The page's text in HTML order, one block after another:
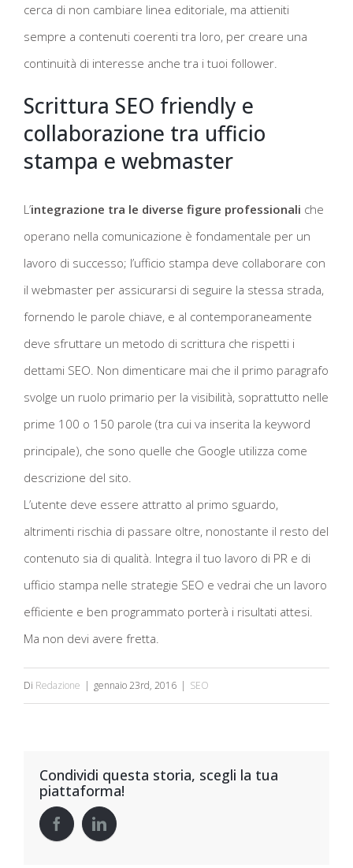
cerca di non cambiare linea editoriale, ma attieniti
sempre a contenuti coerenti tra loro, per creare una
continuità di interesse anche tra i tuoi follower.
Scrittura SEO friendly e
collaborazione tra ufficio
stampa e webmaster
L’integrazione tra le diverse figure professionali che
operano nella comunicazione è fondamentale per un
lavoro di successo; l’ufficio stampa deve collaborare con
il webmaster per assicurarsi di seguire la stessa strada,
fornendo le parole chiave, e al contemporaneamente
deve sfruttare un metodo di scrittura che rispetti i
dettami SEO. Non dimenticare mai che il primo paragrafo
svolge un ruolo primario per la visibilità, soprattutto nelle
prime 100 o 150 parole (tra cui va inserita la keyword
principale), che sono quelle che Google utilizza come
descrizione del sito.
L’utente deve essere attratto al primo sguardo,
altrimenti rischia di passare oltre, nonostante il resto del
contenuto sia di qualità. Integra il tuo lavoro di PR e di
ufficio stampa nelle strategie SEO e vedrai che un lavoro
efficiente e ben programmato porterà i risultati attesi.
Ma non devi avere fretta.
Di Redazione | gennaio 23rd, 2016 | SEO
Condividi questa storia, scegli la tua
piattaforma!